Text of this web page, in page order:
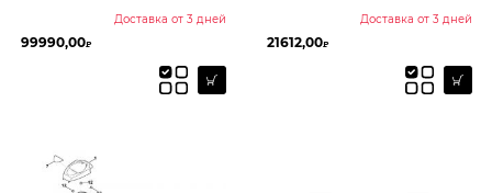
Доставка от 3 дней
99990,00₽
Доставка от 3 дней
21612,00₽